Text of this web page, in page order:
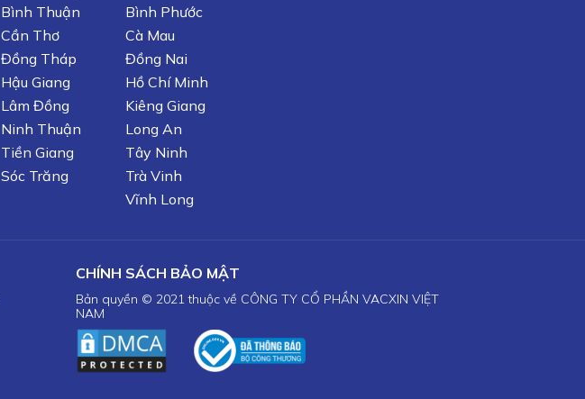
Bình Thuận
Cần Thơ
Đồng Tháp
Hậu Giang
Lâm Đồng
Ninh Thuận
Tiền Giang
Sóc Trăng
Bình Phước
Cà Mau
Đồng Nai
Hồ Chí Minh
Kiêng Giang
Long An
Tây Ninh
Trà Vinh
Vĩnh Long
CHÍNH SÁCH BẢO MẬT
Bản quyền © 2021 thuộc về CÔNG TY CỔ PHẦN VACXIN VIỆT
NAM